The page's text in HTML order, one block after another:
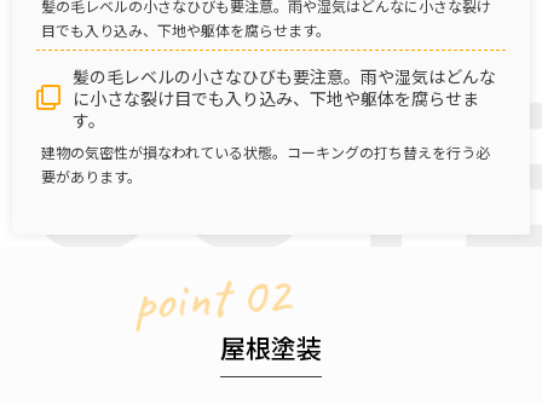
髪の毛レベルの小さなひびも要注意。雨や湿気はどんなに小さな裂け
目でも入り込み、下地や躯体を腐らせます。
髪の毛レベルの小さなひびも要注意。雨や湿気はどんな
に小さな裂け目でも入り込み、下地や躯体を腐らせま
す。
建物の気密性が損なわれている状態。コーキングの打ち替えを行う必
要があります。
屋根塗装
point 02